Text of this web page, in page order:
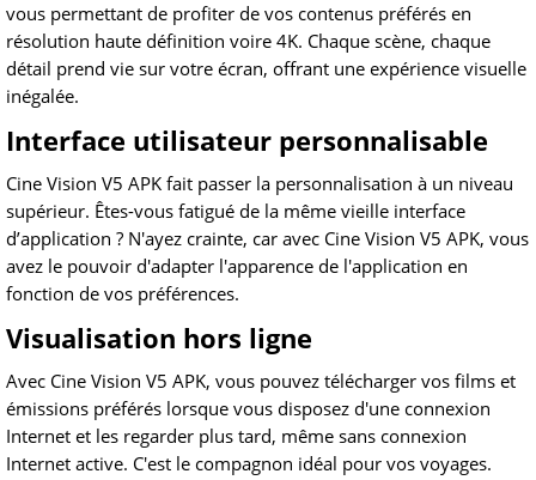
vous permettant de profiter de vos contenus préférés en
résolution haute définition voire 4K. Chaque scène, chaque
détail prend vie sur votre écran, offrant une expérience visuelle
inégalée.
Interface utilisateur personnalisable
Cine Vision V5 APK fait passer la personnalisation à un niveau
supérieur. Êtes-vous fatigué de la même vieille interface
d’application ? N'ayez crainte, car avec Cine Vision V5 APK, vous
avez le pouvoir d'adapter l'apparence de l'application en
fonction de vos préférences.
Visualisation hors ligne
Avec Cine Vision V5 APK, vous pouvez télécharger vos films et
émissions préférés lorsque vous disposez d'une connexion
Internet et les regarder plus tard, même sans connexion
Internet active. C'est le compagnon idéal pour vos voyages.